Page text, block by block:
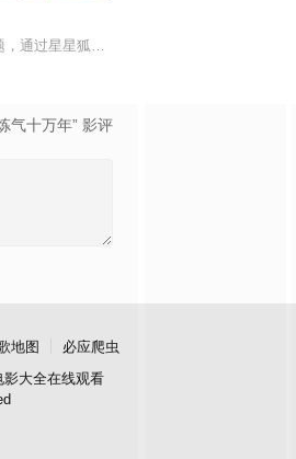
万物命运相连。当人类世界灾难骤起，风云
劫而至，他身化亿万血雨，洒落万古岁月
，通过星星狐演绎不同的职业角色，帮助了
气十万年” 影评
地图
必应爬虫
大全在线观看